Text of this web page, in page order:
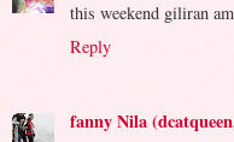
this weekend giliran
Reply
fanny Nila